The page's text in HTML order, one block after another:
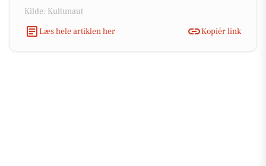
Kilde: Kultunaut
Læs hele artiklen her
Kopiér link